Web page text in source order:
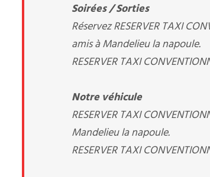
Soirées / Sorties
Réservez RESERVER TAXI
amis à Mandelieu la napoule.
RESERVER TAXI
Notre véhicule
RESERVER TAXI
Mandelieu la napoule.
RESERVER TAXI